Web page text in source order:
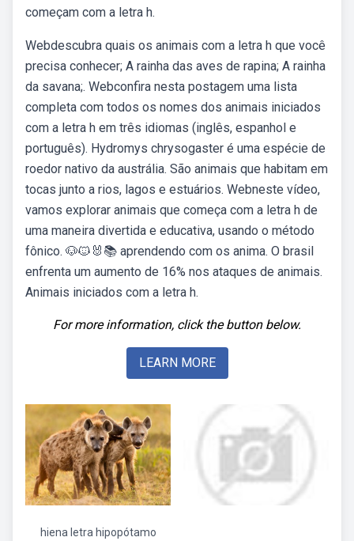
começam com a letra h.
Webdescubra quais os animais com a letra h que você
precisa conhecer; A rainha das aves de rapina; A rainha
da savana;. Webconfira nesta postagem uma lista
completa com todos os nomes dos animais iniciados
com a letra h em três idiomas (inglês, espanhol e
português). Hydromys chrysogaster é uma espécie de
roedor nativo da austrália. São animais que habitam em
tocas junto a rios, lagos e estuários. Webneste vídeo,
vamos explorar animais que começa com a letra h de
uma maneira divertida e educativa, usando o método
fônico. 🐶🐱🐰📚 aprendendo com os anima. O brasil
enfrenta um aumento de 16% nos ataques de animais.
Animais iniciados com a letra h.
For more information, click the button below.
LEARN MORE
hiena letra hipopótamo